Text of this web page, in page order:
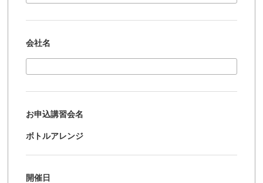
会社名
お申込講習会名
ボトルアレンジ
開催日